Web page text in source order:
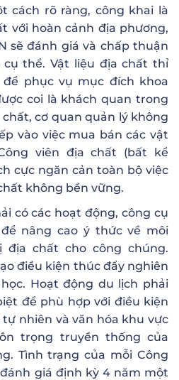
cách rõ ràng, công khai là
với hoàn cảnh địa phương,
sẽ đánh giá và chấp thuận
thể. Vật liệu địa chất thỉ
phục vụ mục đích khoa
coi là khách quan trong
cơ quan quản lý không
vào việc mua bán các vật
viên địa chất (bất kể
cực ngăn cản toàn bộ việc
không bền vững.
có các hoạt động, công cụ
nâng cao ý thức về môi
chất cho công chúng.
điều kiện thúc đẩy nghiên
Hoạt động du lịch phải
để phù hợp với điều kiện
nhiên và văn hóa khu vực
trọng truyền thống của
Tình trạng của mỗi Công
giá định kỳ 4 năm một